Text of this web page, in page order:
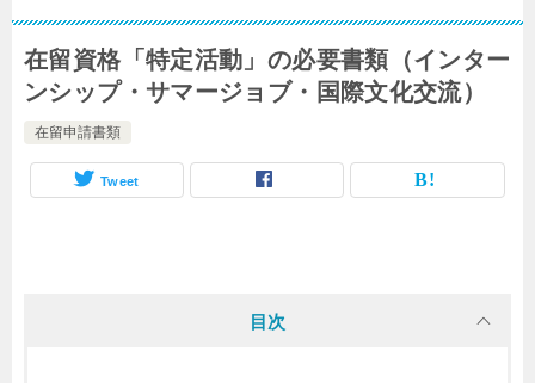
在留資格「特定活動」の必要書類（インター
ンシップ・サマージョブ・国際文化交流）
在留申請書類
Tweet
目次